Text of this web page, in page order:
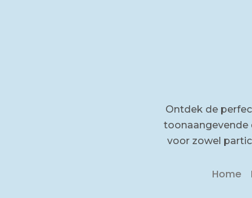
Ontdek de
toonaangevende
voor zowel
Home